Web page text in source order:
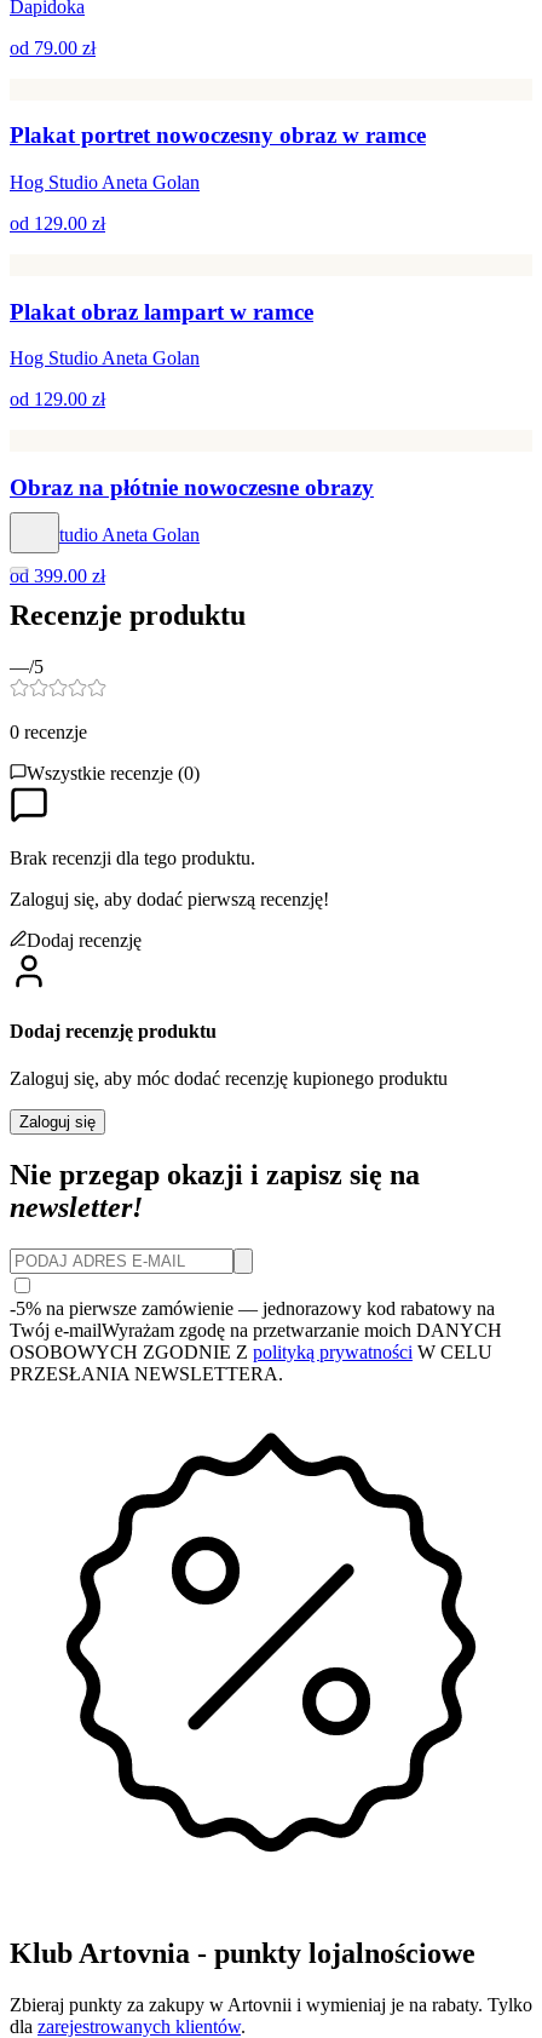
Dapidoka
od 79.00 zł
Plakat portret nowoczesny obraz w ramce
Hog Studio Aneta Golan
od 129.00 zł
Plakat obraz lampart w ramce
Hog Studio Aneta Golan
od 129.00 zł
Obraz na płótnie nowoczesne obrazy
Hog Studio Aneta Golan
od 399.00 zł
Recenzje produktu
—/5
0 recenzje
Wszystkie recenzje (0)
Brak recenzji dla tego produktu.
Zaloguj się, aby dodać pierwszą recenzję!
Dodaj recenzję
Dodaj recenzję produktu
Zaloguj się, aby móc dodać recenzję kupionego produktu
Zaloguj się
Nie przegap okazji i zapisz się na
newsletter!
-5% na pierwsze zamówienie — jednorazowy kod rabatowy na
Twój e-mailWyrażam zgodę na przetwarzanie moich DANYCH
OSOBOWYCH ZGODNIE Z polityką prywatności W CELU
PRZESŁANIA NEWSLETTERA.
Klub Artovnia - punkty lojalnościowe
Zbieraj punkty za zakupy w Artovnii i wymieniaj je na rabaty. Tylko
dla zarejestrowanych klientów.